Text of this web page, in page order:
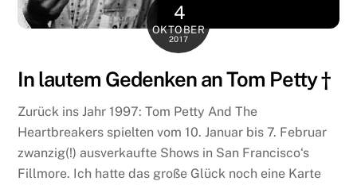
4
OKTOBER
2017
In lautem Gedenken an Tom Petty †
Zurück ins Jahr 1997: Tom Petty And The
Heartbreakers spielten vom 10. Januar bis 7. Februar
zwanzig(!) ausverkaufte Shows in San Francisco‘s
Fillmore. Ich hatte das große Glück noch eine Karte